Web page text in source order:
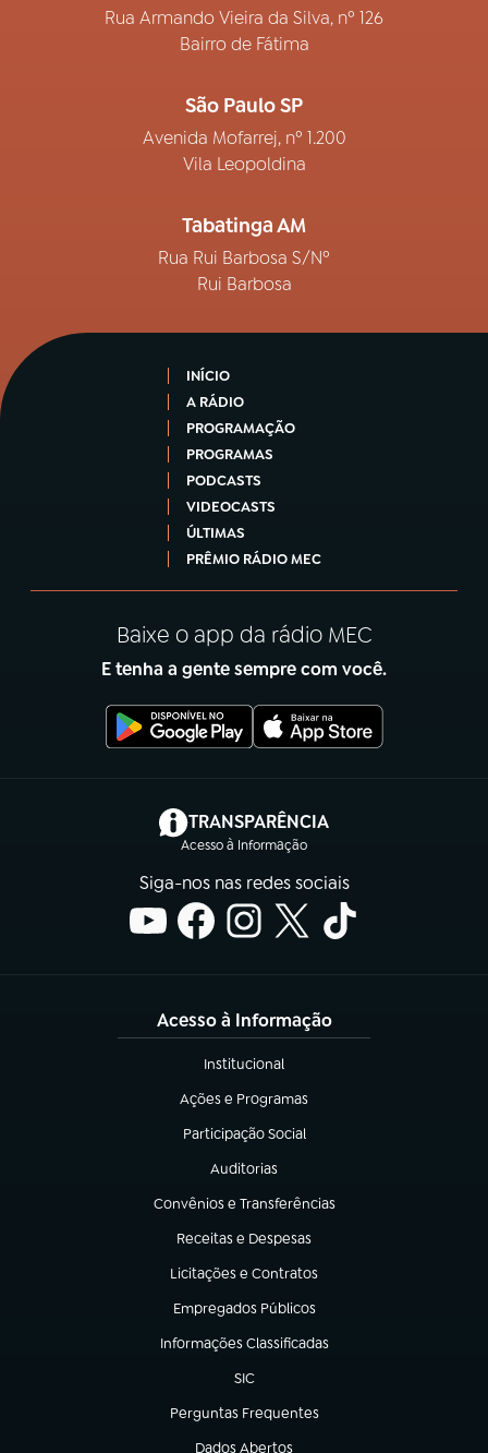
Rua Armando Vieira da Silva, nº 126
Bairro de Fátima
São Paulo SP
Avenida Mofarrej, nº 1.200
Vila Leopoldina
Tabatinga AM
Rua Rui Barbosa S/Nº
Rui Barbosa
INÍCIO
A RÁDIO
PROGRAMAÇÃO
PROGRAMAS
PODCASTS
VIDEOCASTS
ÚLTIMAS
PRÊMIO RÁDIO MEC
Baixe o app da rádio MEC
E tenha a gente sempre com você.
TRANSPARÊNCIA
Acesso à Informação
(abre em nova aba)
Siga-nos nas redes sociais
Acesso à Informação
Institucional
(abre em nova aba)
Ações e Programas
(abre em nova aba)
Participação Social
(abre em nova aba)
Auditorias
(abre em nova aba)
Convênios e Transferências
(abre em nova aba)
Receitas e Despesas
(abre em nova aba)
Licitações e Contratos
(abre em nova aba)
Empregados Públicos
(abre em nova aba)
Informações Classificadas
(abre em nova aba)
SIC
(abre em nova aba)
Perguntas Frequentes
(abre em nova aba)
Dados Abertos